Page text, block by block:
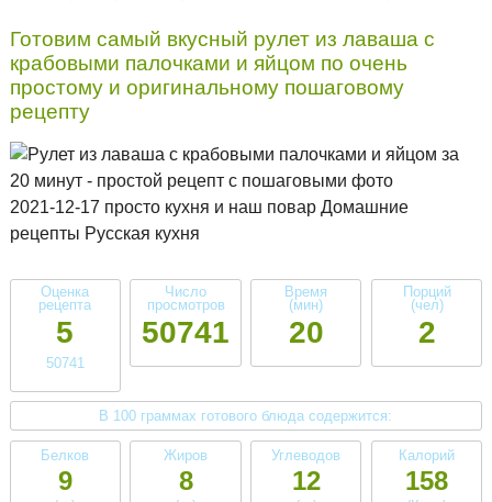
Готовим самый вкусный рулет из лаваша с
крабовыми палочками и яйцом по очень
простому и оригинальному пошаговому
рецепту
2021-12-17 просто кухня и наш повар Домашние
рецепты Русская кухня
Оценка
рецепта
5
50741
Число
просмотров
50741
Время
(мин)
20
Порций
(чел)
2
В 100 граммах готового блюда содержится:
Белков
9
Жиров
8
Углеводов
12
Калорий
158